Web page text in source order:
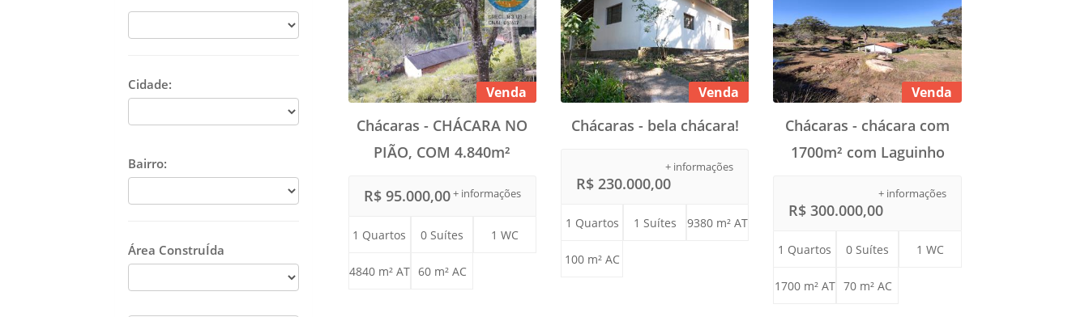
Cidade:
Bairro:
Área ConstruÍda
Venda
Chácaras - CHÁCARA NO
PIÃO, COM 4.840m²
+ informações
R$ 95.000,00
1 Quartos 0 Suítes 1 WC
4840 m² AT 60 m² AC
Venda
Chácaras - bela chácara!
+ informações
R$ 230.000,00
1 Quartos 1 Suítes 9380 m² AT
100 m² AC
Venda
Chácaras - chácara com
1700m² com Laguinho
+ informações
R$ 300.000,00
1 Quartos 0 Suítes 1 WC
1700 m² AT 70 m² AC